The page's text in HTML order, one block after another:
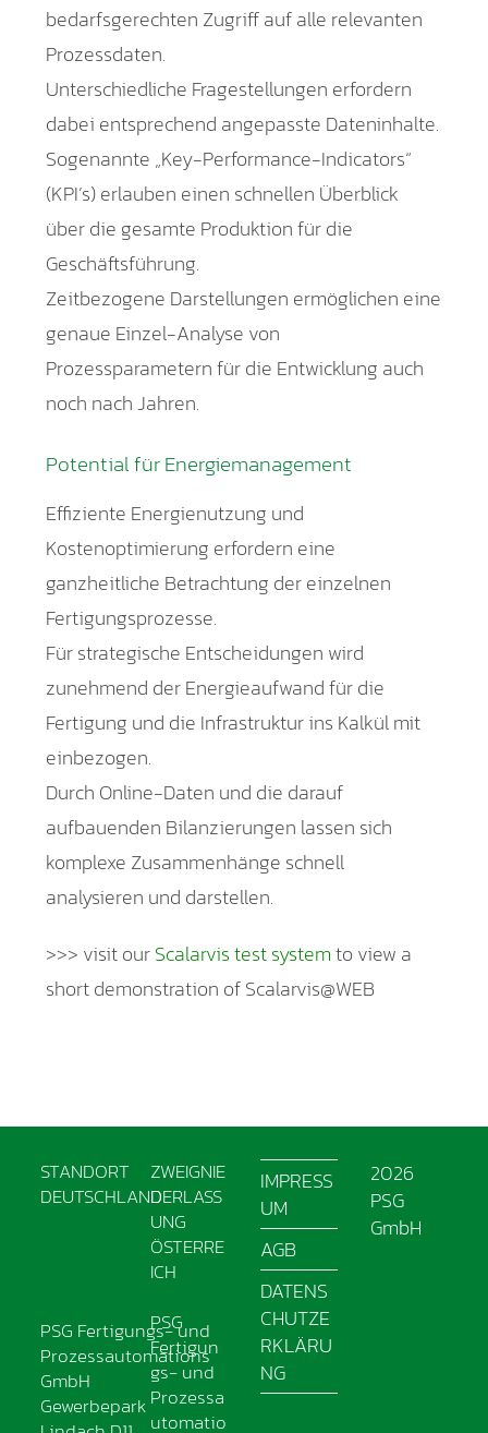
bedarfsgerechten Zugriff auf alle relevanten
Prozessdaten.
Unterschiedliche Fragestellungen erfordern
dabei entsprechend angepasste Dateninhalte.
Sogenannte „Key-Performance-Indicators“
(KPI’s) erlauben einen schnellen Überblick
über die gesamte Produktion für die
Geschäftsführung.
Zeitbezogene Darstellungen ermöglichen eine
genaue Einzel-Analyse von
Prozessparametern für die Entwicklung auch
noch nach Jahren.
Potential für Energiemanagement
Effiziente Energienutzung und
Kostenoptimierung erfordern eine
ganzheitliche Betrachtung der einzelnen
Fertigungsprozesse.
Für strategische Entscheidungen wird
zunehmend der Energieaufwand für die
Fertigung und die Infrastruktur ins Kalkül mit
einbezogen.
Durch Online-Daten und die darauf
aufbauenden Bilanzierungen lassen sich
komplexe Zusammenhänge schnell
analysieren und darstellen.
>>> visit ourScalarvis test systemto view a
short demonstration of Scalarvis@WEB
STANDORT
DEUTSCHLAND
PSG Fertigungs- und
Prozessautomations
GmbH
Gewerbepark
ZWEIGNIE
DERLASS
UNG
ÖSTERRE
ICH
PSG
Fertigun
gs- und
Prozessa
utomatio
IMPRESS
UM
AGB
DATENS
CHUTZE
RKLÄRU
NG
2026
PSG
GmbH